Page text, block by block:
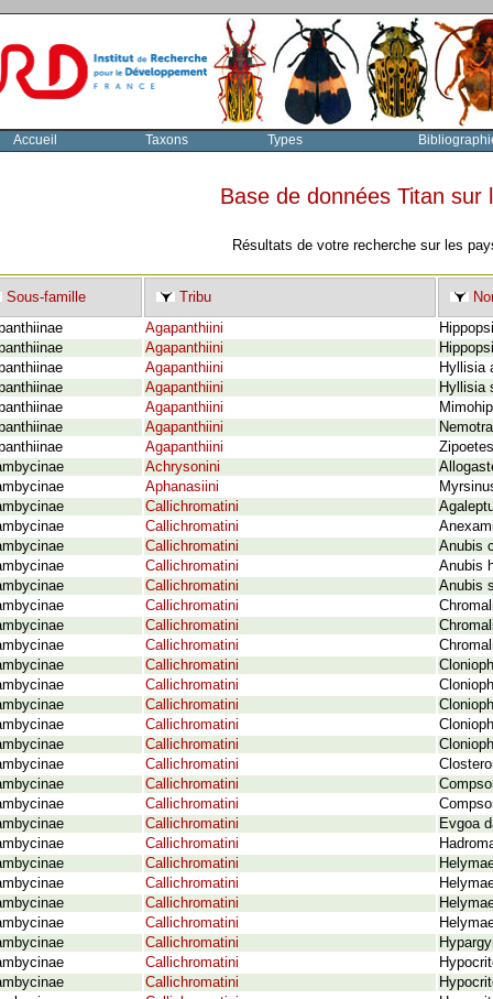
Accueil Taxons Types
Base de données Titan
Résultats de votre recherche sur les
Sous-famille Tribu
Agapanthiini
Agapanthiini
Agapanthiini
Hyllisia
Agapanthiini
Hyllisia
Agapanthiini
Agapanthiini
Agapanthiini
Achrysonini
Aphanasiini
Callichromatini
Callichromatini
Callichromatini
Anubis
Callichromatini
Anubis
Callichromatini
Anubis
Callichromatini
Callichromatini
Callichromatini
Callichromatini
Callichromatini
Callichromatini
Callichromatini
Callichromatini
Callichromatini
Callichromatini
Callichromatini
Callichromatini
Evgoa
Callichromatini
Callichromatini
Callichromatini
Callichromatini
Callichromatini
Callichromatini
Callichromatini
Callichromatini